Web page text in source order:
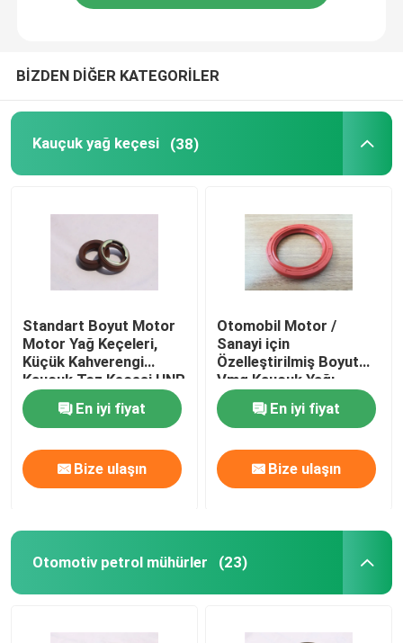
Metal Sızdırmazlık Yıkama Makinesi
İşlenmiş Metal parçalar
Metal Bağlantı Elemanları ve Bağlantı Elemanları
Vana kök petrol mühürler
Motor Tamir Parçaları
Elyaf Bezi Paketleme
BİZDEN DİĞER KATEGORİLER
Kauçuk yağ keçesi (38)
Standart Boyut Motor
Motor Yağ Keçeleri,
Küçük Kahverengi
Kauçuk Toz Keçesi HNR
Materyal
En iyi fiyat
Bize ulaşın
Otomobil Motor /
Sanayi için
Özelleştirilmiş Boyut
Vmq Kauçuk Yağı
Dudak Mühür
En iyi fiyat
Bize ulaşın
Otomotiv petrol mühürler (23)